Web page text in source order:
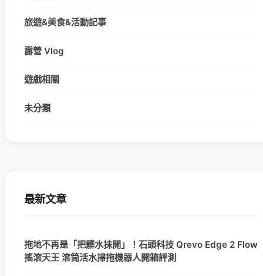
旅遊&美食&活動記事
露營 Vlog
遊戲相關
未分類
最新文章
拖地不再是「把髒水抹開」！石頭科技 Qrevo Edge 2 Flow
搖滾天王 滾筒活水掃拖機器人開箱評測